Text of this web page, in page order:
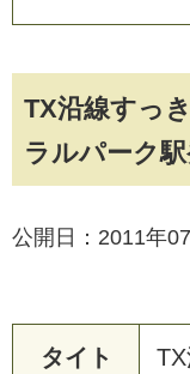
TX沿線すっ
ラルパーク
公開日：2011年
タイト
TX